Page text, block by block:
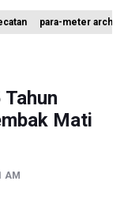
Masuk Program
sebagai
Calon Paskibraka
para-meter
Mati
AM